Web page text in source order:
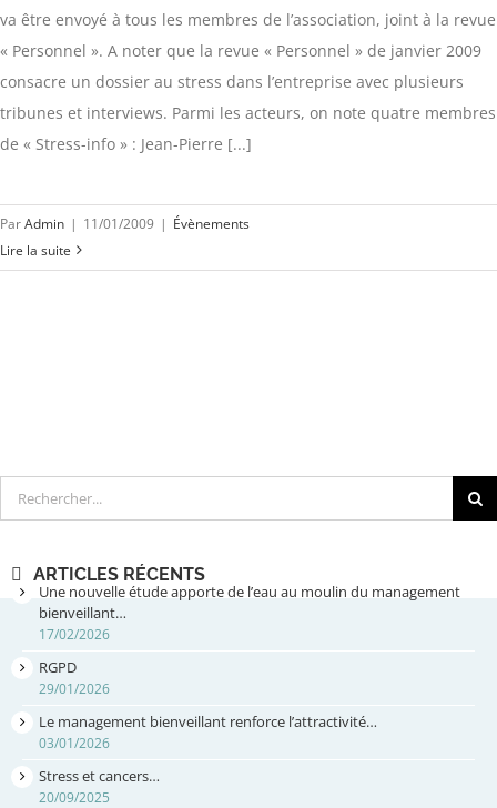
va être envoyé à tous les membres de l’association, joint à la revue
« Personnel ». A noter que la revue « Personnel » de janvier 2009
consacre un dossier au stress dans l’entreprise avec plusieurs
tribunes et interviews. Parmi les acteurs, on note quatre membres
de « Stress-info » : Jean-Pierre [...]
ParAdmin | 11/01/2009 | Évènements
Lire la suite
Rechercher
ARTICLES RÉCENTS
Une nouvelle étude apporte de l’eau au moulin du management
bienveillant…
17/02/2026
RGPD
29/01/2026
Le management bienveillant renforce l’attractivité…
03/01/2026
Stress et cancers…
20/09/2025